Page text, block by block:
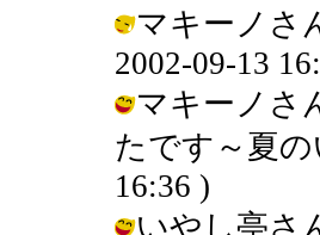
マキーノさ
2002-09-13
マキーノさ
たです～夏
16:36 )
いやし亭さ